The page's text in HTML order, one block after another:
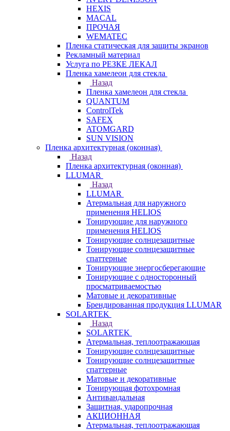
HEXIS
MACAL
ПРОЧАЯ
WEMATEC
Пленка статическая для защиты экранов
Рекламный материал
Услуга по РЕЗКЕ ЛЕКАЛ
Пленка хамелеон для стекла
Назад
Пленка хамелеон для стекла
QUANTUM
ControlTek
SAFEX
ATOMGARD
SUN VISION
Пленка архитектурная (оконная)
Назад
Пленка архитектурная (оконная)
LLUMAR
Назад
LLUMAR
Атермальная для наружного
применения HELIOS
Тонирующие для наружного
применения HELIOS
Тонирующие солнцезащитные
Тонирующие солнцезащитные
спаттерные
Тонирующие энергосберегающие
Тонирующие с односторонный
просматриваемостью
Матовые и декоративные
Брендированная продукция LLUMAR
SOLARTEK
Назад
SOLARTEK
Атермальная, теплоотражающая
Тонирующие солнцезащитные
Тонирующие солнцезащитные
спаттерные
Матовые и декоративные
Тонирующая фотохромная
Антивандальная
Защитная, ударопрочная
АКЦИОННАЯ
Атермальная, теплоотражающая